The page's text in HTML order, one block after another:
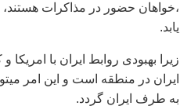
،خواهان حضور در مذاکرات هستند،
يابد.
زيرا بهبودی روابط ايران با
ايران در منطقه است و اين امر
به طرف ايران گردد.